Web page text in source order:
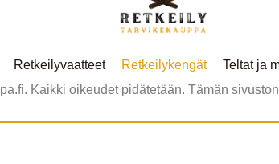
Retkeilyvaatteet Retkeilykengät Teltat ja
Kaikki oikeudet pidätetään. Tämän